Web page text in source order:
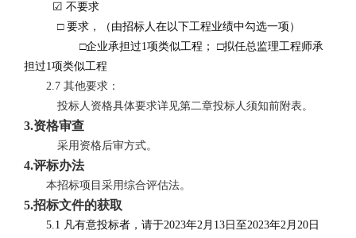
☑ 不要求
□ 要求，（由招标人在以下工程业绩中勾选一项）
□企业承担过1项类似工程； □拟任总监理工程师承
担过1项类似工程
2.7 其他要求：
投标人资格具体要求详见第二章投标人须知前附表。
3.资格审查
采用 资格后审方式。
4.评标办法
本招标项目采用综合评估法。
5.招标文件的获取
5.1 凡有意投标者 ， 请于2023年2月 13 日 至2023年2月 20 日